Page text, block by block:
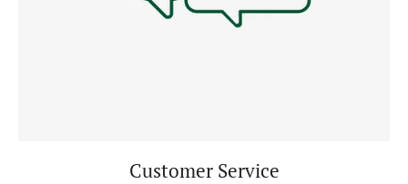
Customer Service